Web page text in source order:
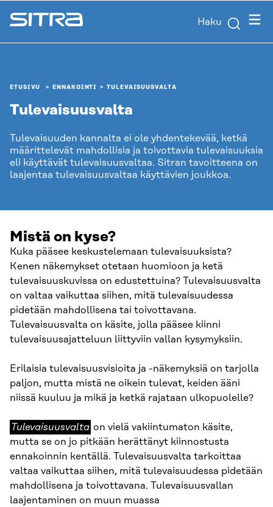
Siirry
suoraan
Sitra Haku
ETUSIVU ENNAKOINTI TULEVAISUUS­VALTA
Tulevaisuus­valta
Tulevaisuuden kannalta ei ole yhdentekevää, ketkä
määrittelevät mahdollisia ja toivottavia tulevaisuuksia
eli käyttävät tulevaisuusvaltaa. Sitran tavoitteena on
laajentaa tulevaisuusvaltaa käyttävien joukkoa.
Mistä on kyse?
Kuka pääsee keskustelemaan tulevaisuuksista?
Kenen näkemykset otetaan huomioon ja ketä
tulevaisuuskuvissa on edustettuina? Tulevaisuusvalta
on valtaa vaikuttaa siihen, mitä tulevaisuudessa
pidetään mahdollisena tai toivottavana.
Tulevaisuusvalta on käsite, jolla pääsee kiinni
tulevaisuusajatteluun liittyviin vallan kysymyksiin.
Erilaisia tulevaisuusvisioita ja -näkemyksiä on tarjolla
paljon, mutta mistä ne oikein tulevat, keiden ääni
niissä kuuluu ja mikä ja ketkä rajataan ulkopuolelle?
Tulevaisuusvalta
Tulevaisuusvalta on vielä vakiintumaton käsite,
mutta se on jo pitkään herättänyt kiinnostusta
ennakoinnin kentällä. Tulevaisuusvalta tarkoittaa
valtaa vaikuttaa siihen, mitä tulevaisuudessa pidetään
mahdollisena ja toivottavana. Tulevaisuusvallan
laajentaminen on muun muassa